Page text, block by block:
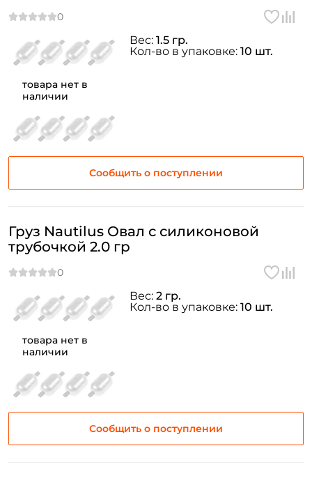
товара нет в
наличии
Сообщить о поступлении
Вес: 1.5 гр.
Кол-во в упаковке: 10 шт.
товара нет в
наличии
Груз Nautilus Овал с силиконовой
трубочкой 2.0 гр
Сообщить о поступлении
Вес: 2 гр.
Кол-во в упаковке: 10 шт.